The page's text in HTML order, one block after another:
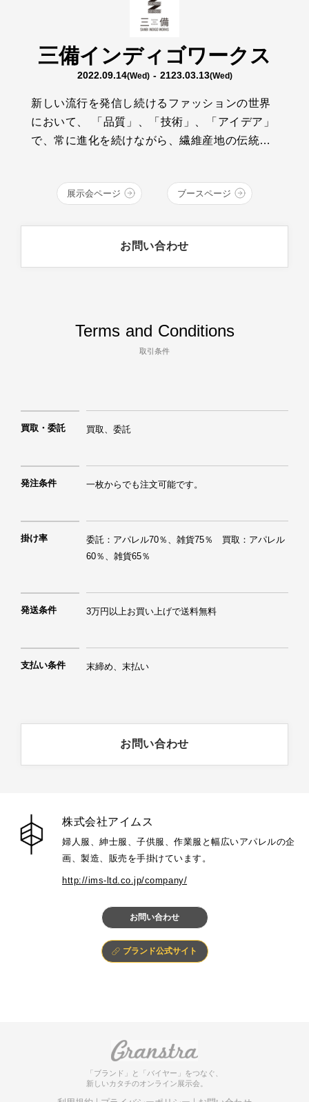
三備インディゴワークス
2022.09.14(Wed)- 2123.03.13(Wed)
新しい流行を発信し続けるファッションの世界
において、 「品質」、「技術」、「アイデア」
で、常に進化を続けながら、繊維産地の伝統と
BLUEの中で輝いています。 デニム・繊維の産
展示会ページ ブースページ
お問い合わせ
Terms and Conditions
取引条件
買取・委託 買取、委託
発注条件 一枚からでも注文可能です。
掛け率
委託：アパレル70％、雑貨75％　買取：アパレル
60％、雑貨65％
発送条件 3万円以上お買い上げで送料無料
支払い条件 末締め、末払い
お問い合わせ
株式会社アイムス
婦人服、紳士服、子供服、作業服と幅広いアパレルの企
画、製造、販売を手掛けています。
http://ims-ltd.co.jp/company/
お問い合わせ
ブランド公式サイト
「ブランド」と「バイヤー」をつなぐ、
新しいカタチのオンライン展示会。